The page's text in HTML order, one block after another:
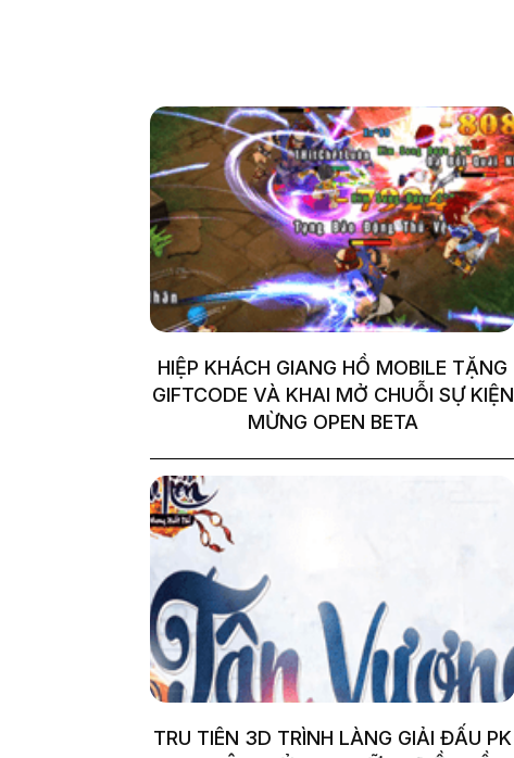
HIỆP KHÁCH GIANG HỒ MOBILE TẶNG
GIFTCODE VÀ KHAI MỞ CHUỖI SỰ KIỆN
MỪNG OPEN BETA
TRU TIÊN 3D TRÌNH LÀNG GIẢI ĐẤU PK